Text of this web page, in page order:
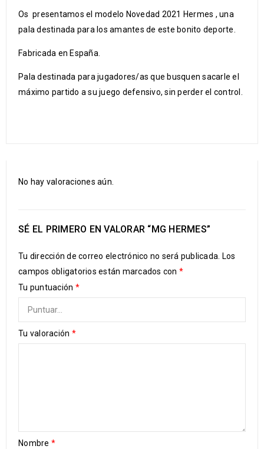
Os presentamos el modelo Novedad 2021 Hermes , una
pala destinada para los amantes de este bonito deporte.
Fabricada en España.
Pala destinada para jugadores/as que busquen sacarle el
máximo partido a su juego defensivo, sin perder el control.
No hay valoraciones aún.
SÉ EL PRIMERO EN VALORAR “MG HERMES”
Tu dirección de correo electrónico no será publicada.
Los
campos obligatorios están marcados con *
Tu puntuación *
Tu valoración *
Nombre *